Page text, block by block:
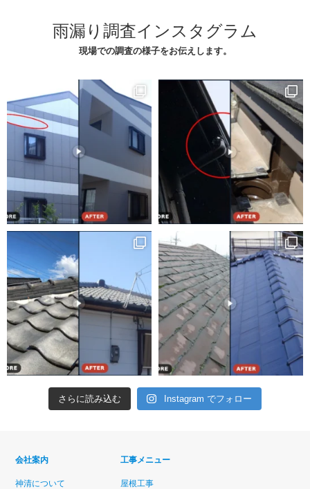
雨漏り調査インスタグラム
現場での調査の様子をお伝えします。
さらに読み込む Instagram でフォロー
会社案内
神清について
工事メニュー
屋根工事